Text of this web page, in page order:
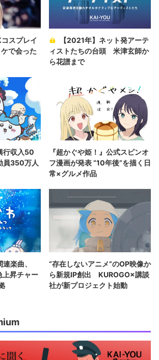
コスプレイ
で会った
【2021年】ネット発アーテ
ィストたちの台頭 米津玄師か
ら花譜まで
行収入50
350万人
『超かぐや姫！』公式スピンオ
フ漫画が発表 “10年後”を描く日
常×グルメ作品
楽曲、
昇チャー
“存在しないアニメ”のOP映像か
ら新規IP創出 KUROGO×講談
社が新プロジェクト始動